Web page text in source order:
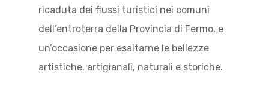
ricaduta dei flussi turistici nei comuni
dell’entroterra della Provincia di Fermo, e
un’occasione per esaltarne le bellezze
artistiche, artigianali, naturali e storiche.